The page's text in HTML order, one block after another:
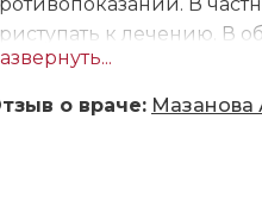
к лечению. В
согласно её
бы
о враче: Мазанова